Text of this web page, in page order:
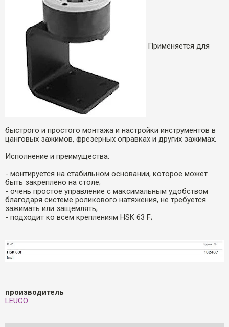
Применяется для
быстрого и простого монтажа и настройки инструментов в
цанговых зажимов, фрезерных оправках и других зажимах.
Исполнение и преимущества:
- монтируется на стабильном основании, которое может
быть закреплено на столе;
- очень простое управление с максимальным удобством
благодаря системе роликового натяжения, не требуется
зажимать или защемлять;
- подходит ко всем креплениям HSK 63 F;
производитель
LEUCO